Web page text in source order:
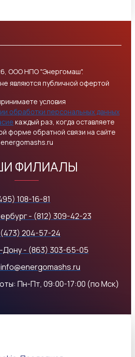
ООО НПО "Энергомаш".
являются публичной офертой
условия
обработки персональных данных
каждый раз, когда оставляете
форме обратной связи на сайте
energomashs.ru
ФИЛИАЛЫ
108-16-81
- (812) 309-42-23
204-57-24
- (863) 303-65-05
Пн-Пт, 09:00-17:00 (по Мск)